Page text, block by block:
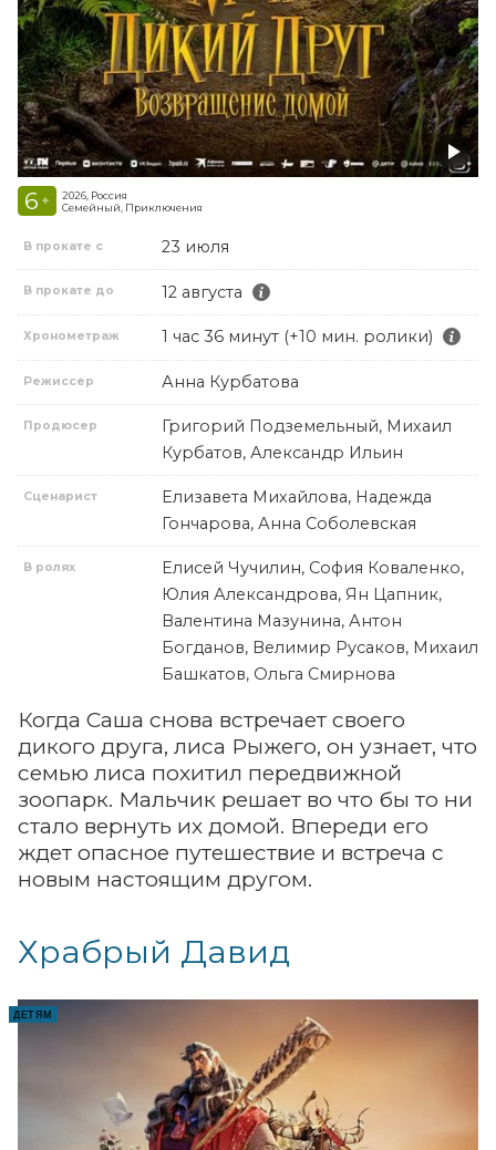
6 +
2026, Россия
Семейный, Приключения
В прокате с 23 июля
В прокате до 12 августа
Хронометраж 1 час 36 минут (+10 мин. ролики)
Режиссер Анна Курбатова
Продюсер
Григорий Подземельный, Михаил
Курбатов, Александр Ильин
Сценарист
Елизавета Михайлова, Надежда
Гончарова, Анна Соболевская
В ролях
Елисей Чучилин, София Коваленко,
Юлия Александрова, Ян Цапник,
Валентина Мазунина, Антон
Богданов, Велимир Русаков, Михаил
Башкатов, Ольга Смирнова
Когда Саша снова встречает своего
дикого друга, лиса Рыжего, он узнает, что
семью лиса похитил передвижной
зоопарк. Мальчик решает во что бы то ни
стало вернуть их домой. Впереди его
ждет опасное путешествие и встреча с
новым настоящим другом.
Храбрый Давид
ДЕТЯМ